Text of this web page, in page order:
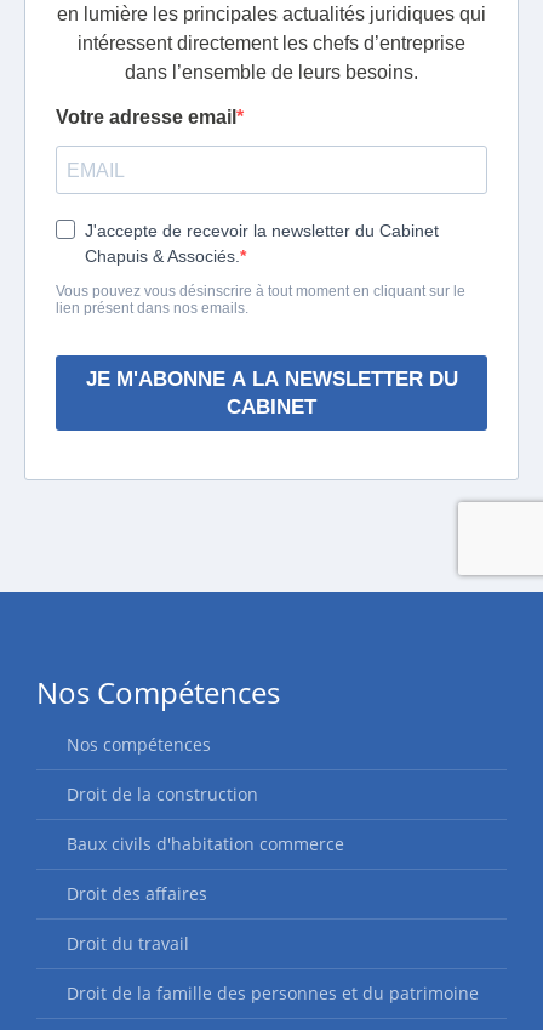
Nos Compétences
Nos compétences
Droit de la construction
Baux civils d'habitation commerce
Droit des affaires
Droit du travail
Droit de la famille des personnes et du patrimoine